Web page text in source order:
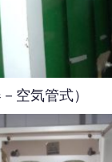
空気管式）